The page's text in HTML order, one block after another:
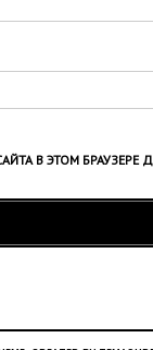
В ЭТОМ